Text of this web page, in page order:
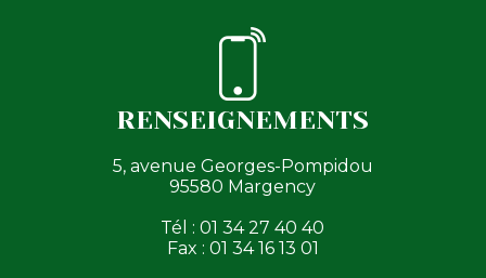
RENSEIGNEMENTS
5, avenue Georges-Pompidou
95580 Margency
Tél : 01 34 27 40 40
Fax : 01 34 16 13 01